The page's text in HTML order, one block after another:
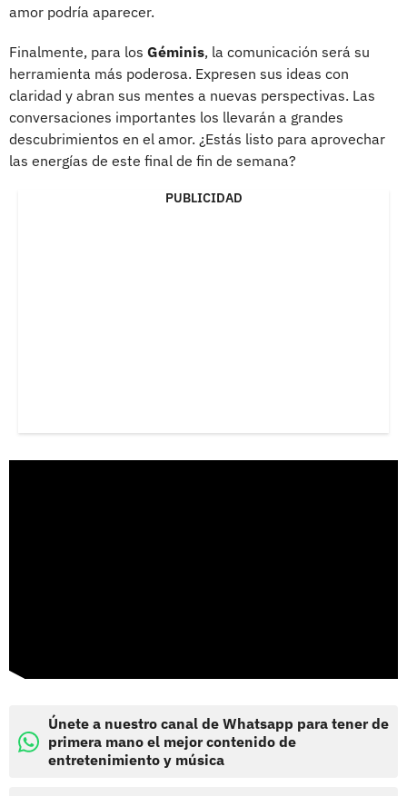
amor podría aparecer.
Finalmente, para los Géminis, la comunicación será su
herramienta más poderosa. Expresen sus ideas con
claridad y abran sus mentes a nuevas perspectivas. Las
conversaciones importantes los llevarán a grandes
descubrimientos en el amor. ¿Estás listo para aprovechar
las energías de este final de fin de semana?
PUBLICIDAD
Únete a nuestro canal de Whatsapp para tener de
primera mano el mejor contenido de
entretenimiento y música